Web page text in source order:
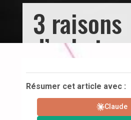
3 raisons
d’acheter
vinyles
Résumer cet article avec :
Claude